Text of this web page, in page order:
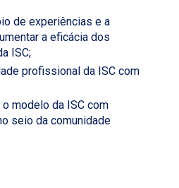
de experiências e a
a eficácia dos
ISC;
profissional da ISC com
modelo da ISC com
seio da comunidade